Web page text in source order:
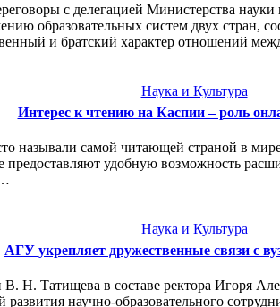
с делегацией Министерства
образовательных систем двух стран,
и братский характер отношений
Наука и Культура
Интерес к чтению на Каспии – роль
называли самой читающей страной в
предоставляют удобную возможность
Наука и Культура
АГУ укрепляет дружественные связи с
В. Н. Татищева в составе ректора Игоря
научно-образовательного